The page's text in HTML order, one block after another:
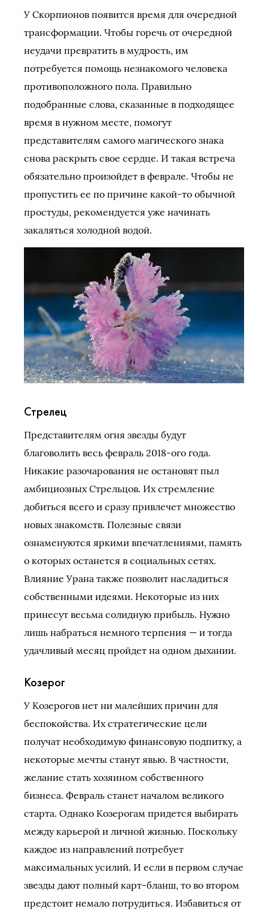
У Скорпионов появится время для очередной
трансформации. Чтобы горечь от очередной
неудачи превратить в мудрость, им
потребуется помощь незнакомого человека
противоположного пола. Правильно
подобранные слова, сказанные в подходящее
время в нужном месте, помогут
представителям самого магического знака
снова раскрыть свое сердце. И такая встреча
обязательно произойдет в феврале. Чтобы не
пропустить ее по причине какой-то обычной
простуды, рекомендуется уже начинать
закаляться холодной водой.
Стрелец
Представителям огня звезды будут
благоволить весь февраль 2018-ого года.
Никакие разочарования не остановят пыл
амбициозных Стрельцов. Их стремление
добиться всего и сразу привлечет множество
новых знакомств. Полезные связи
ознаменуются яркими впечатлениями, память
о которых останется в социальных сетях.
Влияние Урана также позволит насладиться
собственными идеями. Некоторые из них
принесут весьма солидную прибыль. Нужно
лишь набраться немного терпения — и тогда
удачливый месяц пройдет на одном дыхании.
Козерог
У Козерогов нет ни малейших причин для
беспокойства. Их стратегические цели
получат необходимую финансовую подпитку, а
некоторые мечты станут явью. В частности,
желание стать хозяином собственного
бизнеса. Февраль станет началом великого
старта. Однако Козерогам придется выбирать
между карьерой и личной жизнью. Поскольку
каждое из направлений потребует
максимальных усилий. И если в первом случае
звезды дают полный карт-бланш, то во втором
предстоит немало потрудиться. Избавиться от